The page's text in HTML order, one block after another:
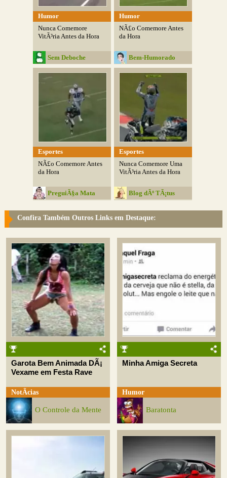
Humor
Nunca Comemore
VitÃ³ria Antes da Hora
Sem Deboche
Humor
NÃ£o Comemore Antes
da Hora
Bem-Humorado
Esportes
NÃ£o Comemore Antes
da Hora
PreguiÃ§a Mata
Esportes
Nunca Comemore Uma
VitÃ³ria Antes da Hora
Blog dÃº TÃ¡tus
Confira Também Outros Links em Destaque:
Garota Bem Animada DÃ¡
Vexame em Festa Rave
NotÃ­cias
O Controle da Mente
Minha Amiga Secreta
Humor
Baratonta